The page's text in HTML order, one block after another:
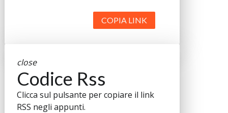
COPIA LINK
close
Codice Rss
Clicca sul pulsante per copiare il link
RSS negli appunti.